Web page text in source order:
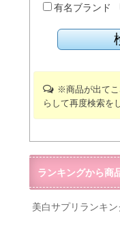
有名ブランド
※商品が出て
らして再度検索を
ランキングから商
美白サプリランキン